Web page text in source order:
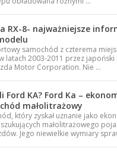
RX-8- najważniejsze
samochód z czterema
latach 2003-2011 przez japoński
Motor Corporation. Nie …
Ford KA? Ford Ka –
małolitrażowy
który zyskał uznanie jako
małolitrażowego
Jego niewielkie wymiary